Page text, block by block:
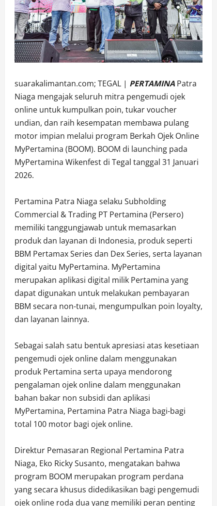
suarakalimantan.com; TEGAL | PERTAMINA Patra
Niaga mengajak seluruh mitra pengemudi ojek
online untuk kumpulkan poin, tukar voucher
undian, dan raih kesempatan membawa pulang
motor impian melalui program Berkah Ojek Online
MyPertamina (BOOM). BOOM di launching pada
MyPertamina Wikenfest di Tegal tanggal 31 Januari
2026.
Pertamina Patra Niaga selaku Subholding
Commercial & Trading PT Pertamina (Persero)
memiliki tanggungjawab untuk memasarkan
produk dan layanan di Indonesia, produk seperti
BBM Pertamax Series dan Dex Series, serta layanan
digital yaitu MyPertamina. MyPertamina
merupakan aplikasi digital milik Pertamina yang
dapat digunakan untuk melakukan pembayaran
BBM secara non-tunai, mengumpulkan poin loyalty,
dan layanan lainnya.
Sebagai salah satu bentuk apresiasi atas kesetiaan
pengemudi ojek online dalam menggunakan
produk Pertamina serta upaya mendorong
pengalaman ojek online dalam menggunakan
bahan bakar non subsidi dan aplikasi
MyPertamina, Pertamina Patra Niaga bagi-bagi
total 100 motor bagi ojek online.
Direktur Pemasaran Regional Pertamina Patra
Niaga, Eko Ricky Susanto, mengatakan bahwa
program BOOM merupakan program perdana
yang secara khusus didedikasikan bagi pengemudi
ojek online roda dua yang memiliki peran penting